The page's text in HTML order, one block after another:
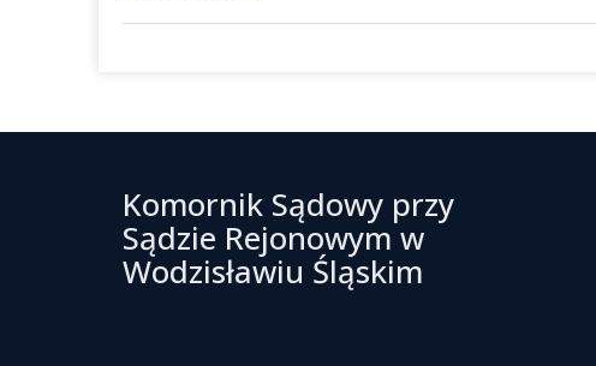
Komornik Sądowy przy
Sądzie Rejonowym w
Wodzisławiu Śląskim